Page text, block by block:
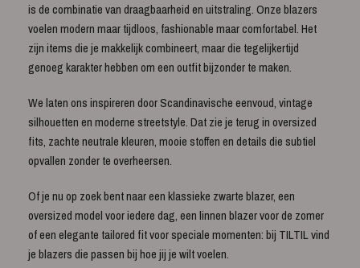
is de combinatie van draagbaarheid en uitstraling. Onze blazers
voelen modern maar tijdloos, fashionable maar comfortabel. Het
zijn items die je makkelijk combineert, maar die tegelijkertijd
genoeg karakter hebben om een outfit bijzonder te maken.
We laten ons inspireren door Scandinavische eenvoud, vintage
silhouetten en moderne streetstyle. Dat zie je terug in oversized
fits, zachte neutrale kleuren, mooie stoffen en details die subtiel
opvallen zonder te overheersen.
Of je nu op zoek bent naar een klassieke zwarte blazer, een
oversized model voor iedere dag, een linnen blazer voor de zomer
of een elegante tailored fit voor speciale momenten: bij TILTIL vind
je blazers die passen bij hoe jij je wilt voelen.